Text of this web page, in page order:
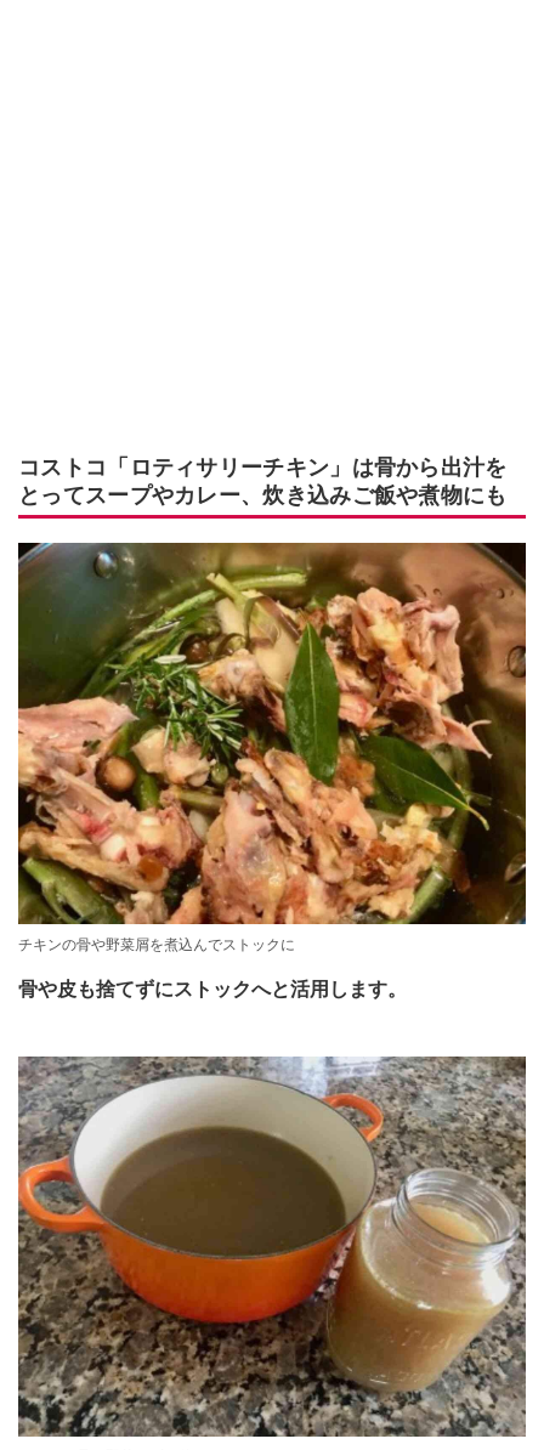
コストコ「ロティサリーチキン」は骨から出汁を
とってスープやカレー、炊き込みご飯や煮物にも
チキンの骨や野菜屑を煮込んでストックに
骨や皮も捨てずにストックへと活用します。